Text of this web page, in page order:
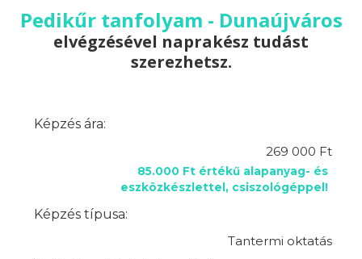
Pedikűr tanfolyam - Dunaújváros
elvégzésével naprakész tudást
szerezhetsz.
Képzés ára:
269 000 Ft
85.000 Ft értékű alapanyag- és
eszközkészlettel, csiszológéppel!
Képzés típusa:
Tantermi oktatás